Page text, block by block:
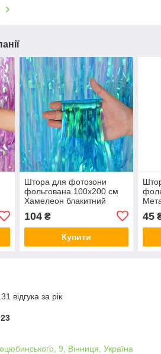
Штора для фотозони
фольгована 100х200 см
Хамелеон блакитний
104₴
Купити
45
відгука за рік
9, Вінниця, Україна